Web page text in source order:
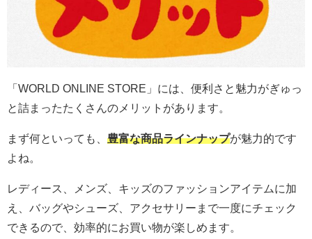
「WORLD ONLINE STORE」には、便利さと魅力がぎゅっ
と詰まったたくさんのメリットがあります。
まず何といっても、 豊富な商品ラインナップが魅力的です
よね。
レディース、メンズ、キッズのファッションアイテムに加
え、バッグやシューズ、アクセサリーまで一度にチェック
できるので、効率的にお買い物が楽しめます。